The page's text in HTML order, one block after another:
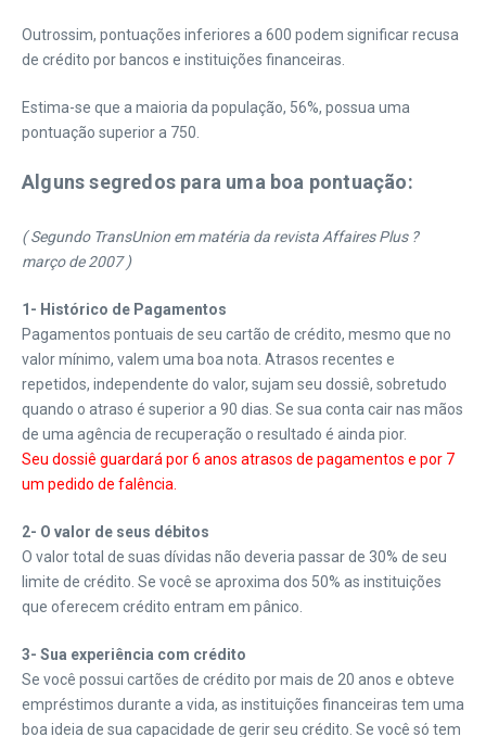
Outrossim, pontuações inferiores a 600 podem significar recusa
de crédito por bancos e instituições financeiras.
Estima-se que a maioria da população, 56%, possua uma
pontuação superior a 750.
Alguns segredos para uma boa pontuação:
( Segundo TransUnion em matéria da revista Affaires Plus ?
março de 2007 )
1- Histórico de Pagamentos
Pagamentos pontuais de seu cartão de crédito, mesmo que no
valor mínimo, valem uma boa nota. Atrasos recentes e
repetidos, independente do valor, sujam seu dossiê, sobretudo
quando o atraso é superior a 90 dias. Se sua conta cair nas mãos
de uma agência de recuperação o resultado é ainda pior.
Seu dossiê guardará por 6 anos atrasos de pagamentos e por 7
um pedido de falência.
2- O valor de seus débitos
O valor total de suas dívidas não deveria passar de 30% de seu
limite de crédito. Se você se aproxima dos 50% as instituições
que oferecem crédito entram em pânico.
3- Sua experiência com crédito
Se você possui cartões de crédito por mais de 20 anos e obteve
empréstimos durante a vida, as instituições financeiras tem uma
boa ideia de sua capacidade de gerir seu crédito. Se você só tem